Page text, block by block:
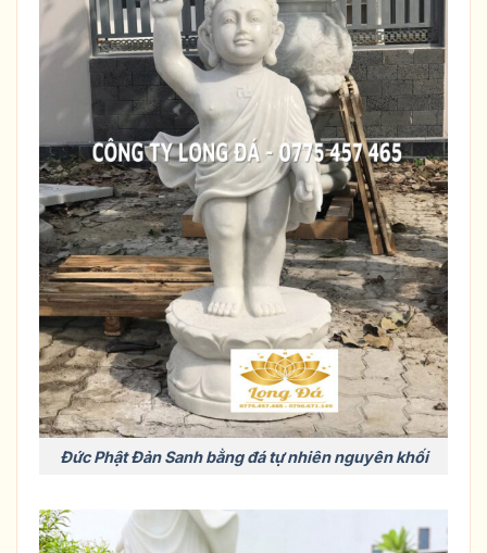
Đức Phật Đản Sanh bằng đá tự nhiên nguyên khối